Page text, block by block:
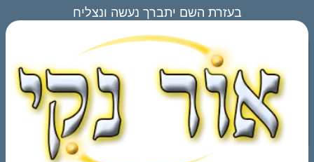
השם יתברך נעשה ונצליח